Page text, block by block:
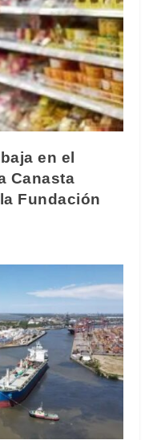
en el
Canasta
Fundación